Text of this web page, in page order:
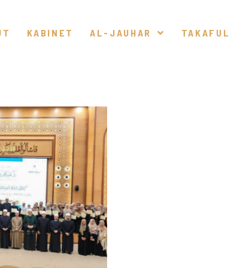
KABINET AL-JAUHAR TAKAFUL